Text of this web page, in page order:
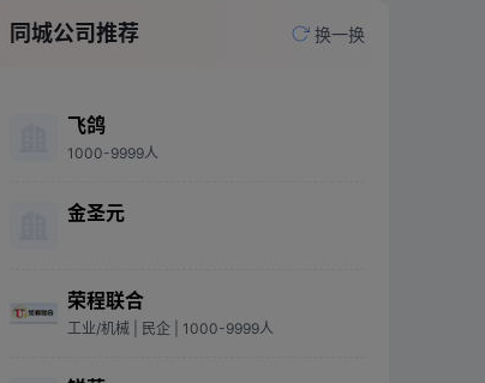
同城公司推荐 换一换
飞鸽
1000-9999人
金圣元
荣程联合
工业/机械 | 民企 | 1000-9999人